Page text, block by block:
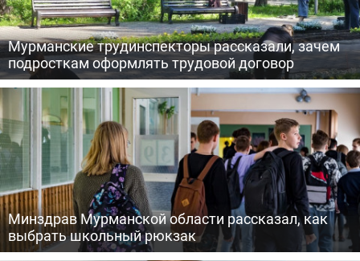
Мурманские трудинспекторы рассказали, зачем
подросткам оформлять трудовой договор
Минздрав Мурманской области рассказал, как
выбрать школьный рюкзак